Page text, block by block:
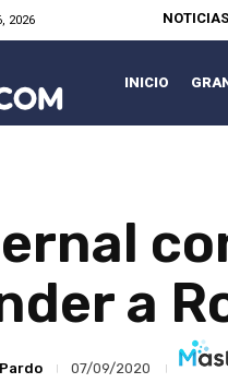
2026
INICIO
a
07/09/2020